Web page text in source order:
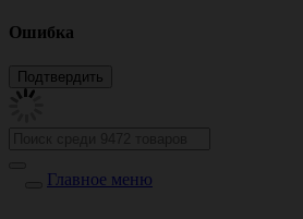
Ошибка
Главное меню